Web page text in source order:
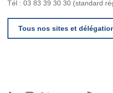
Tél : 03 83 39 30 30 (standard
Tous nos sites et